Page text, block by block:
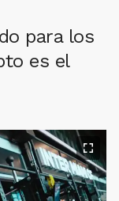
para los
es el